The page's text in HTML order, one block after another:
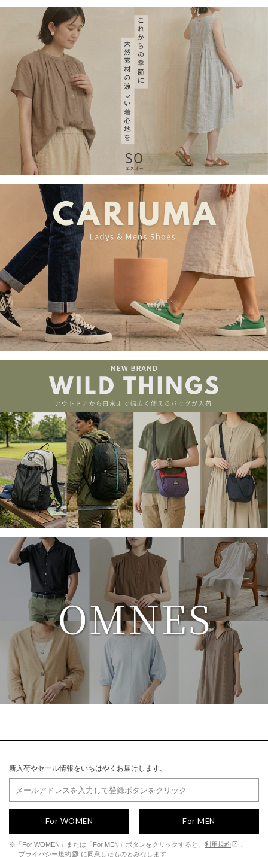
新入荷やセール情報をいちはやくお届けします。
For WOMEN For MEN
※「For WOMEN」または「For MEN」ボタンをクリックすると、 利用規約
プライバシー規約
に同意したものとみなします